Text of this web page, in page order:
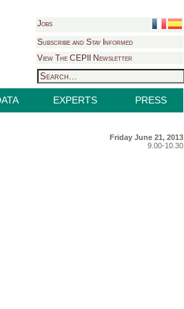
Jobs
Subscribe and Stay Informed
View The CEPII Newsletter
EXPERTS PRESS
Friday June 21, 2013
9.00-10.30